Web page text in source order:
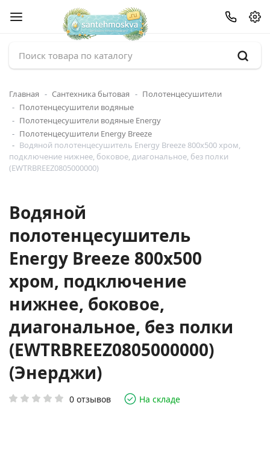
Главная Сантехника бытовая
Полотенцесушители
Полотенцесушители водяные
Полотенцесушители водяные Energy
Полотенцесушители Energy Breeze
Водяной полотенцесушитель Energy Breeze 800x500 хром,
подключение нижнее, боковое, диагональное, без полки
(EWTRBREEZ0805000000)
Водяной
полотенцесушитель
Energy Breeze 800x500
хром, подключение
нижнее, боковое,
диагональное, без полки
(EWTRBREEZ0805000000)
(Энерджи)
0 отзывов На складе